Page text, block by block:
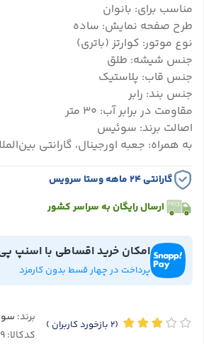
مناسب برای: بانوان
طرح صفحه نمایش: ساده
نوع موتور: کوارتز (باتری)
جنس شیشه: طلق
جنس قاب: پلاستیک
جنس بند: رابر
مقاومت در برابر آب: 30 متر
اصالت برند: سوئیس
به همراه: جعبه اورجینال، گارانتی
گارانتی ۲۴ ماهه وستا سرویس
ارسال رایگان به سراسر کشور
امکان خرید اقساطی با اسنپ
پرداخت در چهار قسط بدون کارمزد
(2 بازخورد کاربران ) برند:
کدکالا: